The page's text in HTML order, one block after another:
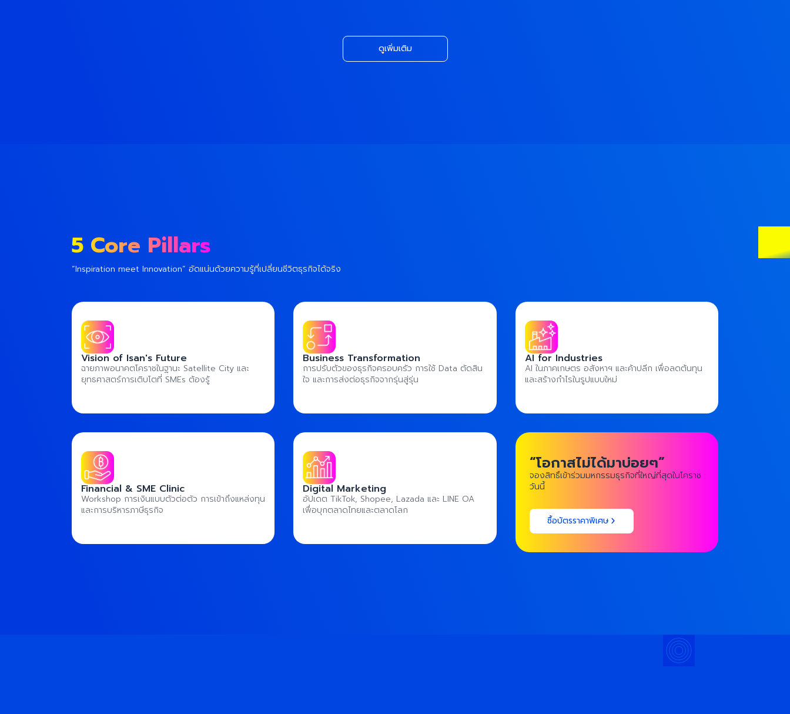
ดูเพิ่มเติม
5 Core Pillars
“Inspiration meet Innovation” อัดแน่นด้วยความรู้ที่เปลี่ยนชีวิตธุรกิจได้จริง
Vision of Isan's Future
ฉายภาพอนาคตโคราชในฐานะ Satellite City และ
ยุทธศาสตร์การเติบโตที่ SMEs ต้องรู้
Business Transformation
การปรับตัวของธุรกิจครอบครัว การใช้ Data ตัดสิน
ใจ และการส่งต่อธุรกิจจากรุ่นสู่รุ่น
AI for Industries
AI ในภาคเกษตร อสังหาฯ และค้าปลีก เพื่อลดต้นทุน
และสร้างกำไรในรูปแบบใหม่
Financial & SME Clinic
Workshop การเงินแบบตัวต่อตัว การเข้าถึงแหล่งทุน
และการบริหารภาษีธุรกิจ
Digital Marketing
อัปเดต TikTok, Shopee, Lazada และ LINE OA
เพื่อบุกตลาดไทยและตลาดโลก
“โอกาสไม่ได้มาบ่อยๆ”
จองสิทธิ์เข้าร่วมมหกรรมธุรกิจที่ใหญ่ที่สุดในโคราช
วันนี้
ซื้อบัตรราคาพิเศษ